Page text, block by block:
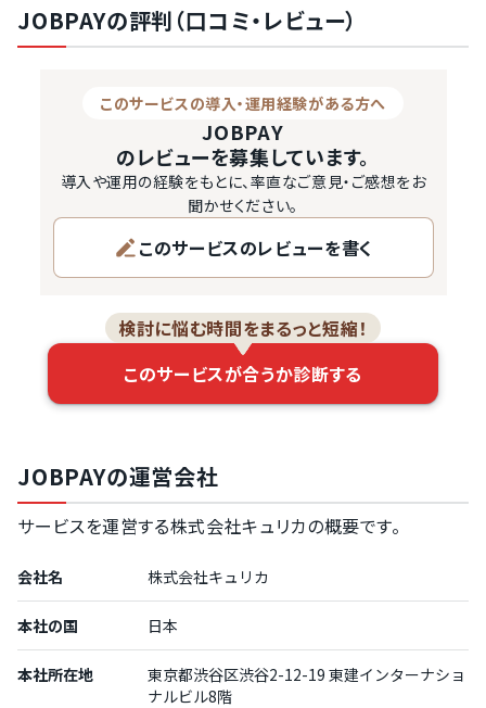
JOBPAYの評判（口コミ・レビュー）
このサービスの導入・運用経験がある方へ
JOBPAY
のレビューを募集しています。
導入や運用の経験をもとに、率直なご意見・ご感想をお
聞かせください。
このサービスのレビューを書く
検討に悩む時間をまるっと短縮！
このサービスが合うか診断する
JOBPAYの運営会社
サービスを運営する株式会社キュリカの概要です。
会社名 株式会社キュリカ
本社の国 日本
本社所在地
東京都渋谷区渋谷2-12-19 東建インターナショ
ナルビル8階